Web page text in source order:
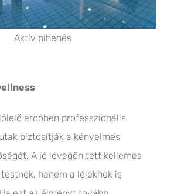
Aktív pihenés
erdőben professzionális
biztosítják a kényelmes
A jó levegőn tett kellemes
hanem a léleknek is